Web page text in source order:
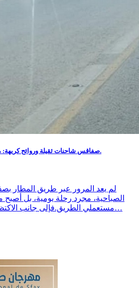
صفاقس شاحنات ثقيلة وروائح كريهة: معاناة يومية على طريق المطار.
لم يعد المرور عبر طريق المطار
الصباحية، مجرد رحلة يومية، بل أصبح
مستعملي الطريق.فإلى جانب الاكتظاظ المروري، تتكرر يوميا…